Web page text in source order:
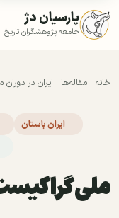
پارسیان دژ
جامعه پژوهشگران تاریخ
خانه مقاله‌ها ایران در دوران
ایران باستان
ملی